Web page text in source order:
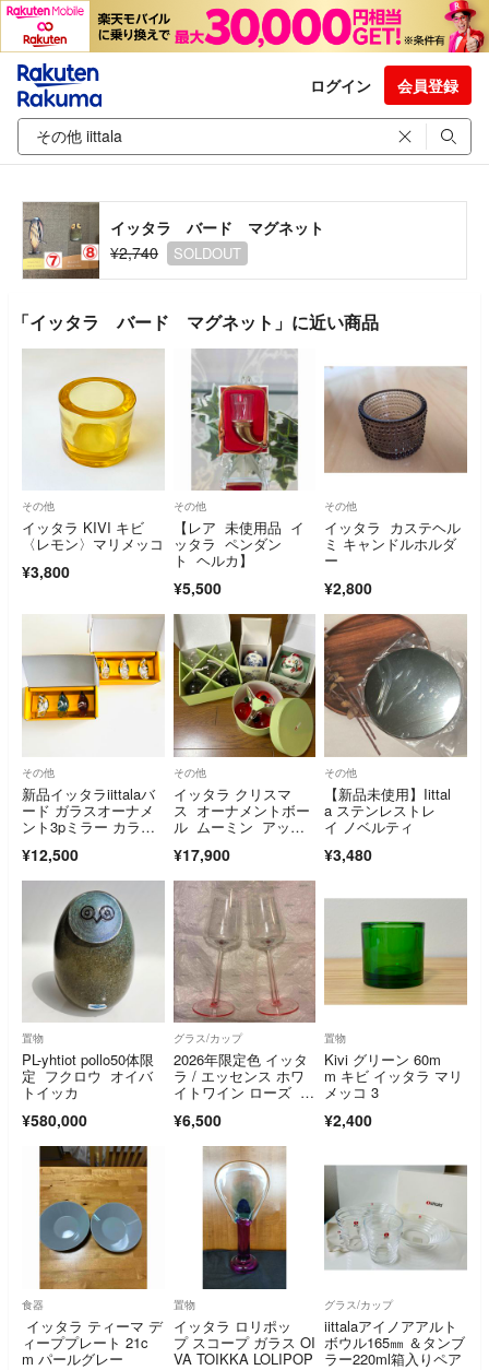
ログイン 会員登録
イッタラ バード マグネット
¥2,740
SOLDOUT
「イッタラ バード マグネット」に近い商品
その他
イッタラ KIVI キビ
〈レモン〉マリメッコ
¥3,800
その他
【レア 未使用品 イ
ッタラ ペンダン
ト ヘルカ】
¥5,500
その他
イッタラ カステヘル
ミ キャンドルホルダ
ー
¥2,800
その他
新品イッタラiittalaバ
ード ガラスオーナメ
ント3pミラー カラ
¥12,500
その他
イッタラ クリスマ
ス オーナメントボー
ル ムーミン アップ
¥17,900
その他
【新品未使用】Iittal
a ステンレストレ
イ ノベルティ
¥3,480
置物
PL-yhtiot pollo50体限
定 フクロウ オイバ
トイッカ
¥580,000
グラス/カップ
2026年限定色 イッタ
ラ / エッセンス ホワ
イトワイン ローズ 2
グラス シャンパング
¥6,500
置物
Kivi グリーン 60m
m キビ イッタラ マリ
メッコ 3
¥2,400
食器
イッタラ ティーマ デ
ィーププレート 21c
m パールグレー
置物
イッタラ ロリポッ
プ スコープ ガラス OI
VA TOIKKA LOLIPOP
グラス/カップ
iittalaアイノアアルト
ボウル165㎜ ＆タンブ
ラー220ml箱入りペア